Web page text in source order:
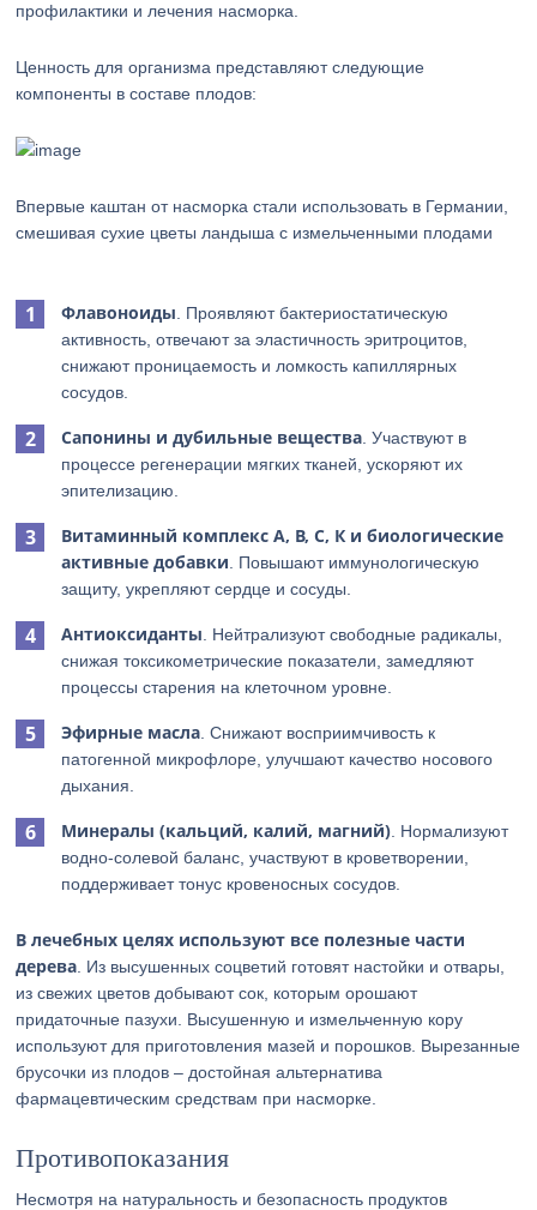
профилактики и лечения насморка.
Ценность для организма представляют следующие
компоненты в составе плодов:
Впервые каштан от насморка стали использовать в Германии,
смешивая сухие цветы ландыша с измельченными плодами
Флавоноиды . Проявляют бактериостатическую
активность, отвечают за эластичность эритроцитов,
снижают проницаемость и ломкость капиллярных
сосудов.
Сапонины и дубильные вещества . Участвуют в
процессе регенерации мягких тканей, ускоряют их
эпителизацию.
Витаминный комплекс А, В, С, К и биологические
активные добавки . Повышают иммунологическую
защиту, укрепляют сердце и сосуды.
Антиоксиданты . Нейтрализуют свободные радикалы,
снижая токсикометрические показатели, замедляют
процессы старения на клеточном уровне.
Эфирные масла . Снижают восприимчивость к
патогенной микрофлоре, улучшают качество носового
дыхания.
Минералы (кальций, калий, магний) . Нормализуют
водно-солевой баланс, участвуют в кроветворении,
поддерживает тонус кровеносных сосудов.
В лечебных целях используют все полезные части
дерева . Из высушенных соцветий готовят настойки и отвары,
из свежих цветов добывают сок, которым орошают
придаточные пазухи. Высушенную и измельченную кору
используют для приготовления мазей и порошков. Вырезанные
брусочки из плодов – достойная альтернатива
фармацевтическим средствам при насморке.
Противопоказания
Несмотря на натуральность и безопасность продуктов